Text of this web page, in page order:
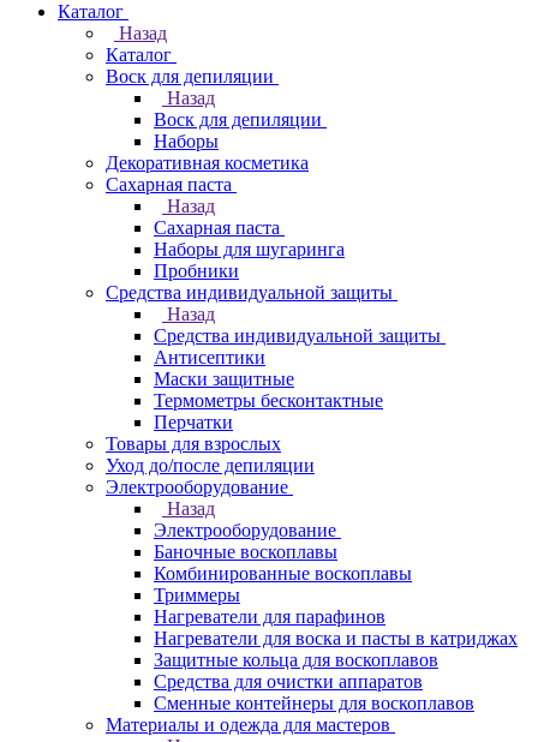
Каталог
Назад
Каталог
Воск для депиляции
Назад
Воск для депиляции
Наборы
Декоративная косметика
Сахарная паста
Назад
Сахарная паста
Наборы для шугаринга
Пробники
Средства индивидуальной защиты
Назад
Средства индивидуальной защиты
Антисептики
Маски защитные
Термометры бесконтактные
Перчатки
Товары для взрослых
Уход до/после депиляции
Электрооборудование
Назад
Электрооборудование
Баночные воскоплавы
Комбинированные воскоплавы
Триммеры
Нагреватели для парафинов
Нагреватели для воска и пасты в катриджах
Защитные кольца для воскоплавов
Средства для очистки аппаратов
Сменные контейнеры для воскоплавов
Материалы и одежда для мастеров